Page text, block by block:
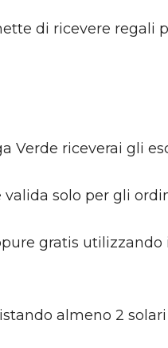
di ricevere regali
Verde riceverai gli
solo per gli
gratis
almeno 2